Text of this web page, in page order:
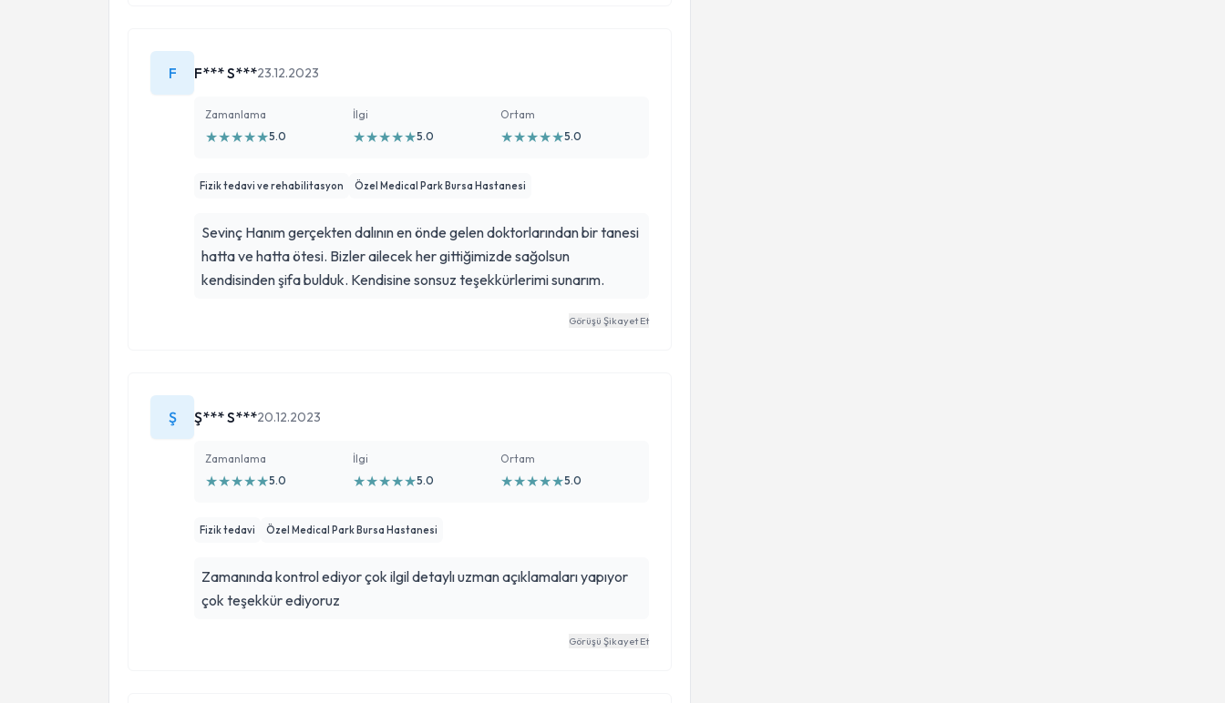
F F*** S***23.12.2023
Zamanlama
★★★★★5.0
İlgi
★★★★★5.0
Ortam
★★★★★5.0
Fizik tedavi ve rehabilitasyon Özel Medical Park Bursa Hastanesi
Sevinç Hanım gerçekten dalının en önde gelen doktorlarından bir tanesi
hatta ve hatta ötesi. Bizler ailecek her gittiğimizde sağolsun
kendisinden şifa bulduk. Kendisine sonsuz teşekkürlerimi sunarım.
Görüşü Şikayet Et
Ş Ş*** S***20.12.2023
Zamanlama
★★★★★5.0
İlgi
★★★★★5.0
Ortam
★★★★★5.0
Fizik tedavi Özel Medical Park Bursa Hastanesi
Zamanında kontrol ediyor çok ilgil detaylı uzman açıklamaları yapıyor
çok teşekkür ediyoruz
Görüşü Şikayet Et